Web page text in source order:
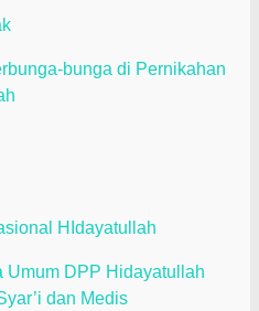
bunga di Pernikahan
HIdayatullah
Umum DPP Hidayatullah
dan Medis